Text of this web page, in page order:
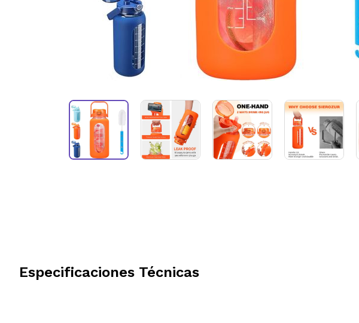
Especificaciones Técnicas